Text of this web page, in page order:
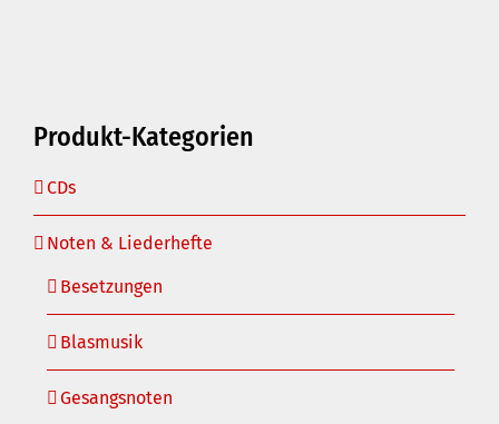
Produkt-Kategorien
CDs
Noten & Liederhefte
Besetzungen
Blasmusik
Gesangsnoten